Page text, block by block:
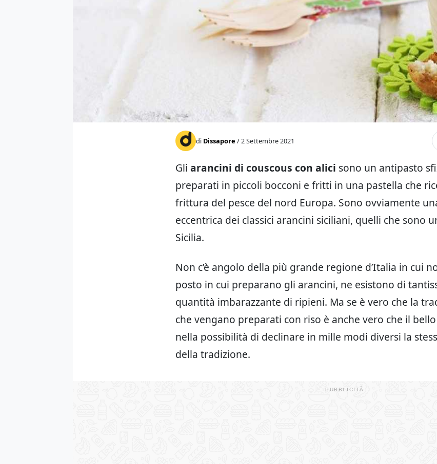
di Dissapore / 2 Settembre 2021
Gli arancini di couscous con alici sono un antipasto
preparati in piccoli bocconi e fritti in una pastella che
frittura del pesce del nord Europa. Sono ovviamente
eccentrica dei classici arancini siciliani, quelli che sono
Sicilia.
Non c’è angolo della più grande regione d’Italia in cui
posto in cui preparano gli arancini, ne esistono di
quantità imbarazzante di ripieni. Ma se è vero che la
che vengano preparati con riso è anche vero che il
nella possibilità di declinare in mille modi diversi la
della tradizione.